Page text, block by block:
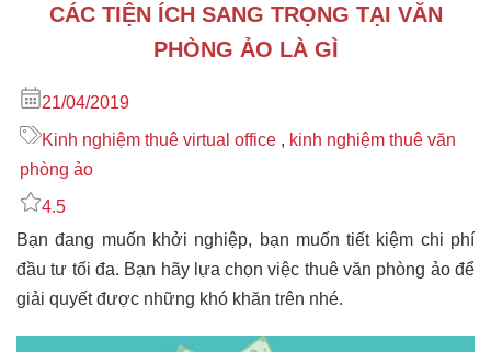
CÁC TIỆN ÍCH SANG TRỌNG TẠI VĂN
PHÒNG ẢO LÀ GÌ
21/04/2019
Kinh nghiệm thuê virtual office , kinh nghiệm thuê văn
phòng ảo
4.5
Bạn đang muốn khởi nghiệp, bạn muốn tiết kiệm chi phí
đầu tư tối đa. Bạn hãy lựa chọn việc thuê văn phòng ảo để
giải quyết được những khó khăn trên nhé.